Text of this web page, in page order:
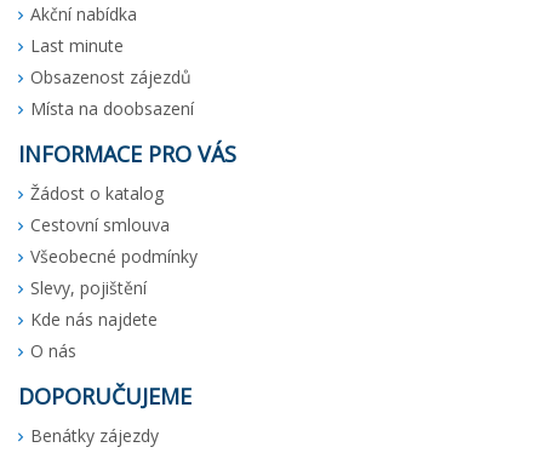
Akční nabídka
Last minute
Obsazenost zájezdů
Místa na doobsazení
INFORMACE PRO VÁS
Žádost o katalog
Cestovní smlouva
Všeobecné podmínky
Slevy, pojištění
Kde nás najdete
O nás
DOPORUČUJEME
Benátky zájezdy